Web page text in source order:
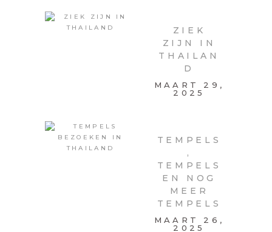
ZIEK
ZIJN IN
THAILAN
D
MAART 29,
2025
TEMPELS
,
TEMPELS
EN NOG
MEER
TEMPELS
MAART 26,
2025